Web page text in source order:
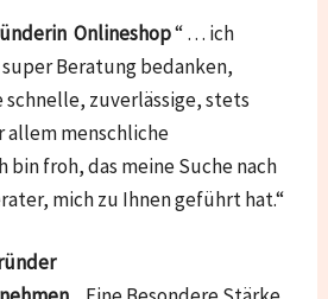
Onlineshop“ … ich
Beratung bedanken,
zuverlässige, stets
menschliche
bin froh, das meine Suche nach
mich zu Ihnen geführt hat.“